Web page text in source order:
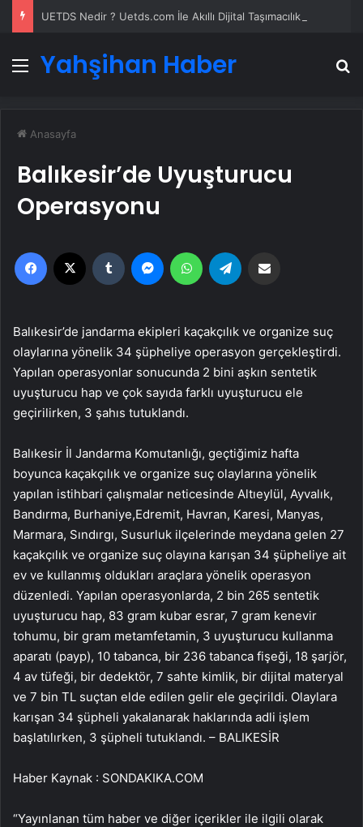
Menü
Yahşihan Haber
Anasayfa
Balıkesir’de Uyuşturucu
Operasyonu
Facebook Tumblr MessengerWhatsApp
Balıkesir’de jandarma ekipleri kaçakçılık ve organize suç
olaylarına yönelik 34 şüpheliye operasyon gerçekleştirdi.
Yapılan operasyonlar sonucunda 2 bini aşkın sentetik
uyuşturucu hap ve çok sayıda farklı uyuşturucu ele
geçirilirken, 3 şahıs tutuklandı.
Balıkesir İl Jandarma Komutanlığı, geçtiğimiz hafta
boyunca kaçakçılık ve organize suç olaylarına yönelik
yapılan istihbari çalışmalar neticesinde Altıeylül, Ayvalık,
Bandırma, Burhaniye,Edremit, Havran, Karesi, Manyas,
Marmara, Sındırgı, Susurluk ilçelerinde meydana gelen 27
kaçakçılık ve organize suç olayına karışan 34 şüpheliye ait
ev ve kullanmış oldukları araçlara yönelik operasyon
düzenledi. Yapılan operasyonlarda, 2 bin 265 sentetik
uyuşturucu hap, 83 gram kubar esrar, 7 gram kenevir
tohumu, bir gram metamfetamin, 3 uyuşturucu kullanma
aparatı (payp), 10 tabanca, bir 236 tabanca fişeği, 18 şarjör,
4 av tüfeği, bir dedektör, 7 sahte kimlik, bir dijital materyal
ve 7 bin TL suçtan elde edilen gelir ele geçirildi. Olaylara
karışan 34 şüpheli yakalanarak haklarında adli işlem
başlatılırken, 3 şüpheli tutuklandı. – BALIKESİR
Haber Kaynak : SONDAKIKA.COM
“Yayınlanan tüm haber ve diğer içerikler ile ilgili olarak